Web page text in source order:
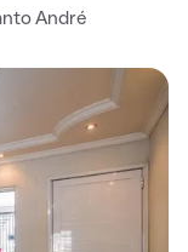
André